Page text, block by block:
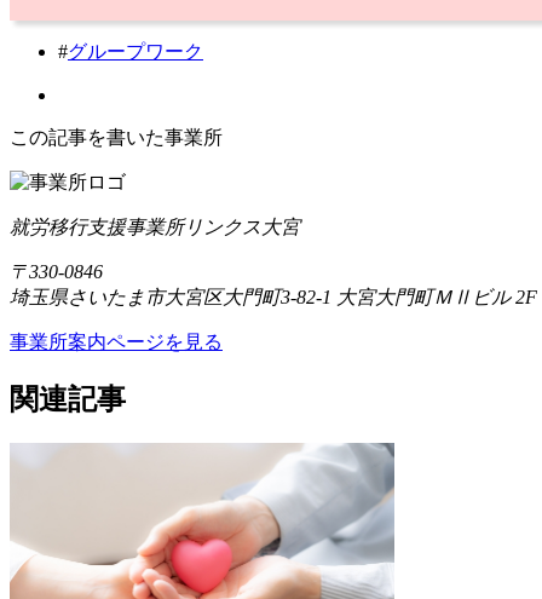
#グループワーク
この記事を書いた事業所
就労移行支援事業所リンクス大宮
〒330-0846
埼玉県さいたま市大宮区大門町3-82-1 大宮大門町ＭⅡビル 2F
事業所案内ページを見る
関連記事